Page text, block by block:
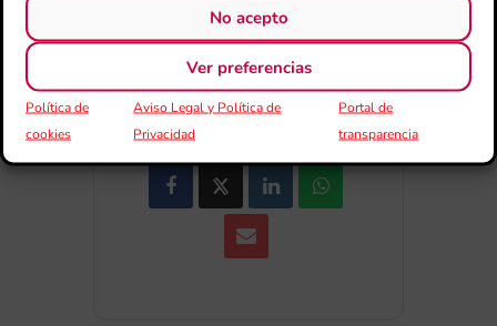
No acepto
Ver preferencias
Política de
cookies
Aviso Legal y Política de
Privacidad
Portal de
transparencia
COMPARTIR ESTE EVENTO